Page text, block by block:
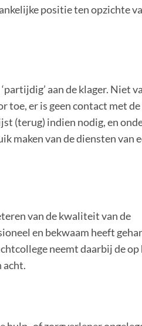
positie ten opzichte
aan de klager. Niet
toe, er is geen contact met de
(terug) indien nodig, en
maken van de diensten van
van de kwaliteit van de
en bekwaam heeft
neemt daarbij de
acht.